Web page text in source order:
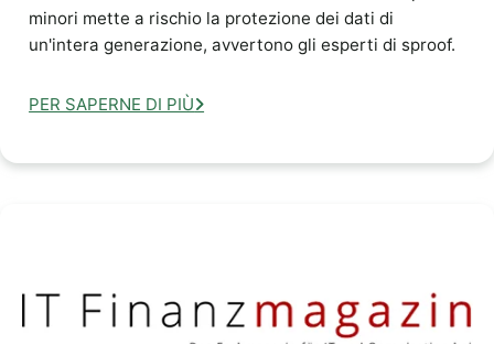
minori mette a rischio la protezione dei dati di
un'intera generazione, avvertono gli esperti di sproof.
PER SAPERNE DI PIÙ